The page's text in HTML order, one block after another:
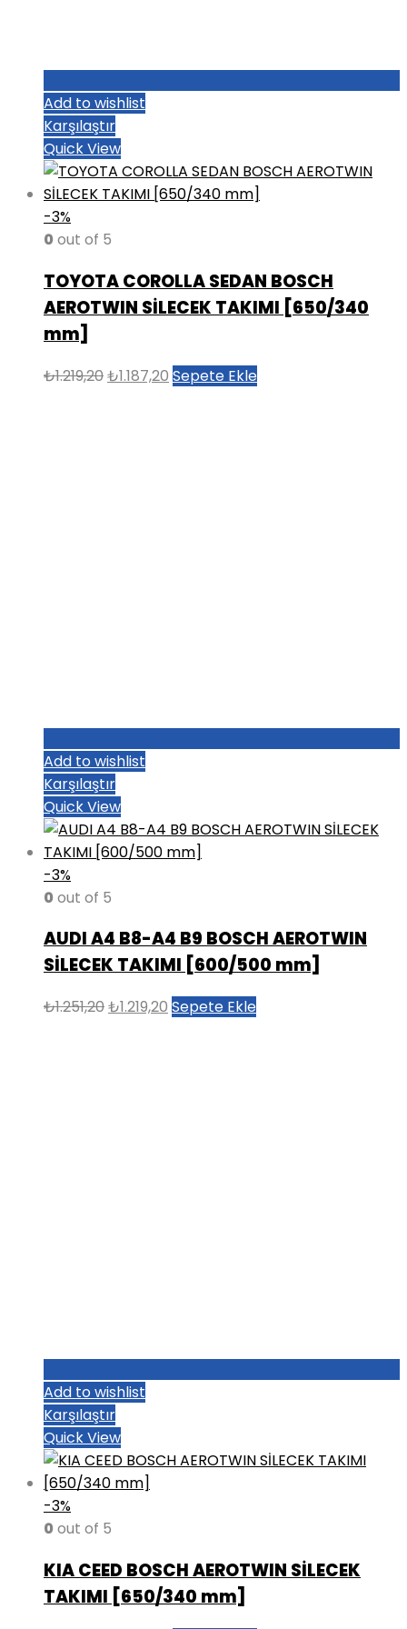
Add to wishlist
Karşılaştır
Quick View
-3%
0 out of 5
TOYOTA COROLLA SEDAN BOSCH
AEROTWIN SİLECEK TAKIMI [650/340
mm]
₺1.219,20Orijinal
₺1.187,20 Şu
Sepete Ekle
Add to wishlist
Karşılaştır
Quick View
-3%
0 out of 5
AUDI A4 B8-A4 B9 BOSCH AEROTWIN
SİLECEK TAKIMI [600/500 mm]
₺1.251,20Orijinal
₺1.219,20 Şu
Sepete Ekle
Add to wishlist
Karşılaştır
Quick View
-3%
0 out of 5
KIA CEED BOSCH AEROTWIN SİLECEK
TAKIMI [650/340 mm]